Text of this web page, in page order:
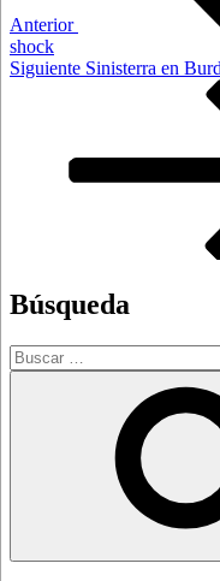
Anterior
shock
Siguiente
Siguiente Sinisterra en
Búsqueda
Buscar
por: